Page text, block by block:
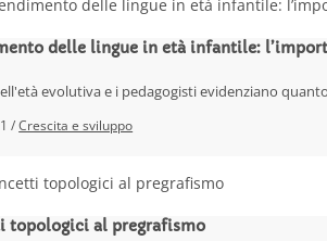
delle lingue in età infantile:
evolutiva e i pedagogisti evidenziano
/Crescita e sviluppo
topologici al pregrafismo